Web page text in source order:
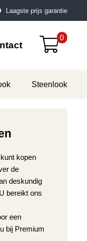
Laagste prijs garantie
0
Steenlook
kopen
de
deskundig
bereikt ons
een
bij Premium